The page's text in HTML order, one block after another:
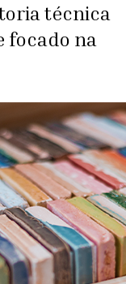
técnica
focado na